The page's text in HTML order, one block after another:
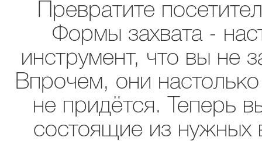
Превратите
Формы захвата -
инструмент, что вы не
Впрочем, они
не придётся. Теперь
состоящие из нужных